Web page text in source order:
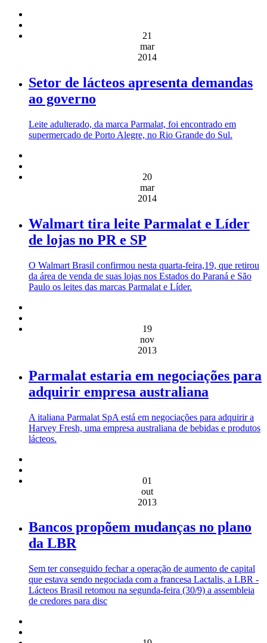
21
mar
2014
Setor de lácteos apresenta demandas
ao governo
Leite adulterado, da marca Parmalat, foi encontrado em
supermercado de Porto Alegre, no Rio Grande do Sul.
20
mar
2014
Walmart tira leite Parmalat e Líder
de lojas no PR e SP
O Walmart Brasil confirmou nesta quarta-feira,19, que retirou
da área de venda de suas lojas nos Estados do Paraná e São
Paulo os leites das marcas Parmalat e Líder.
19
nov
2013
Parmalat estaria em negociações para
adquirir empresa australiana
A italiana Parmalat SpA está em negociações para adquirir a
Harvey Fresh, uma empresa australiana de bebidas e produtos
lácteos.
01
out
2013
Bancos propõem mudanças no plano
da LBR
Sem ter conseguido fechar a operação de aumento de capital
que estava sendo negociada com a francesa Lactalis, a LBR -
Lácteos Brasil retomou na segunda-feira (30/9) a assembleia
de credores para disc